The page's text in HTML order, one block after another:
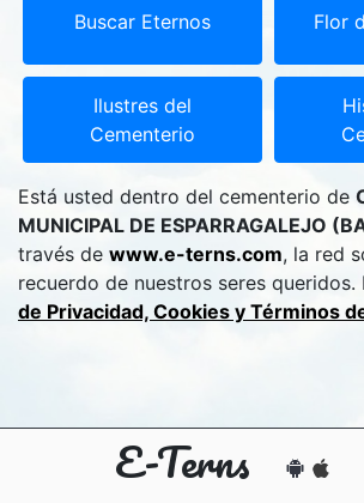
Buscar Eternos Flor
Ilustres del
Cementerio
Está usted dentro del cementerio de
MUNICIPAL DE ESPARRAGALEJO
través de www.e-terns.com, la red
recuerdo de nuestros seres queridos.
de Privacidad, Cookies y Términos
E-Terns